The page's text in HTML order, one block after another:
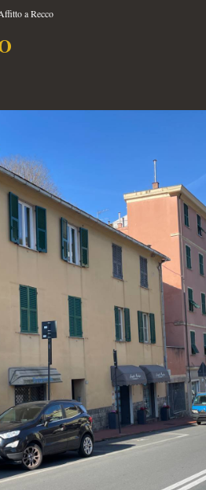
a Recco